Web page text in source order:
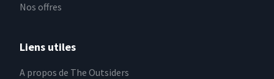
Nos offres
Liens utiles
A propos de The Outsiders